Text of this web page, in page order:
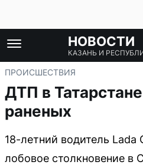
НОВОСТИ
КАЗАНЬ И
ПРОИСШЕСТВИЯ
ДТП в
раненых
18-летний водитель Lada
лобовое столкновение в